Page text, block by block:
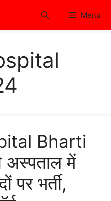
Menu
Bharti
अस्पताल में
भर्ती,